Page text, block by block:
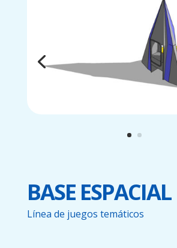
BASE ESPACIAL
Línea de juegos temáticos